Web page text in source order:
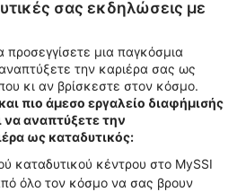
σας εκδηλώσεις με
μια παγκόσμια
την καριέρα σας ως
κι αν βρίσκεστε στον κόσμο.
πιο άμεσο εργαλείο διαφήμισής
να αναπτύξετε την
ως καταδυτικός:
καταδυτικού κέντρου στο MySSI
όλο τον κόσμο να σας βρουν